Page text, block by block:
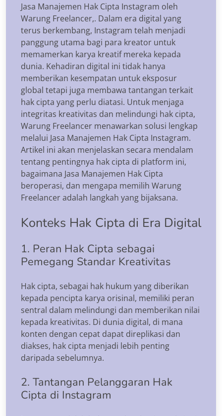
Jasa Manajemen Hak Cipta Instagram oleh
Warung Freelancer,. Dalam era digital yang
terus berkembang, Instagram telah menjadi
panggung utama bagi para kreator untuk
memamerkan karya kreatif mereka kepada
dunia. Kehadiran digital ini tidak hanya
memberikan kesempatan untuk eksposur
global tetapi juga membawa tantangan terkait
hak cipta yang perlu diatasi. Untuk menjaga
integritas kreativitas dan melindungi hak cipta,
Warung Freelancer menawarkan solusi lengkap
melalui Jasa Manajemen Hak Cipta Instagram.
Artikel ini akan menjelaskan secara mendalam
tentang pentingnya hak cipta di platform ini,
bagaimana Jasa Manajemen Hak Cipta
beroperasi, dan mengapa memilih Warung
Freelancer adalah langkah yang bijaksana.
Konteks Hak Cipta di Era Digital
1. Peran Hak Cipta sebagai
Pemegang Standar Kreativitas
Hak cipta, sebagai hak hukum yang diberikan
kepada pencipta karya orisinal, memiliki peran
sentral dalam melindungi dan memberikan nilai
kepada kreativitas. Di dunia digital, di mana
konten dengan cepat dapat direplikasi dan
diakses, hak cipta menjadi lebih penting
daripada sebelumnya.
2. Tantangan Pelanggaran Hak
Cipta di Instagram